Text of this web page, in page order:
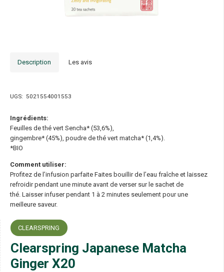
Description Les avis
UGS: 5021554001553
Ingrédients:
Feuilles de thé vert Sencha* (53,6%),
gingembre* (45%), poudre de thé vert matcha* (1,4%).
*BIO
Comment utiliser:
Profitez de l’infusion parfaite Faites bouillir de l’eau fraîche et laissez
refroidir pendant une minute avant de verser sur le sachet de
thé. Laisser infuser pendant 1 à 2 minutes seulement pour une
meilleure saveur.
CLEARSPRING
Clearspring Japanese Matcha
Ginger X20